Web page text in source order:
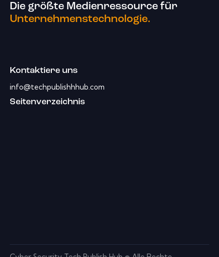
Die größte Medienressource für
Unternehmenstechnologie.
Kontaktiere uns
info@techpublishhhub.com
Seitenverzeichnis